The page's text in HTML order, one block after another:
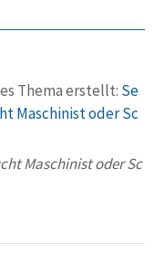
Thema erstellt: Se
Maschinist oder Sc
Maschinist oder Sc